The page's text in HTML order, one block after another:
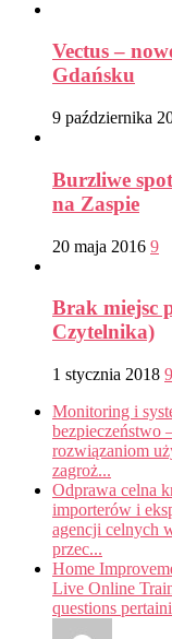
Vectus –
Gdańsku
9 października
Burzliwe
na Zaspie
20 maja 2016 9
Brak miejsc
Czytelnika)
1 stycznia 2018 9
Monitoring i
rozwiązaniom
zagroż...
Odprawa celna
importerów i
agencji celnych
przec...
Home
Live Online
questions